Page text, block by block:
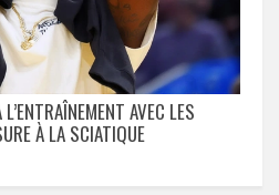
AVEC LES
À LA SCIATIQUE